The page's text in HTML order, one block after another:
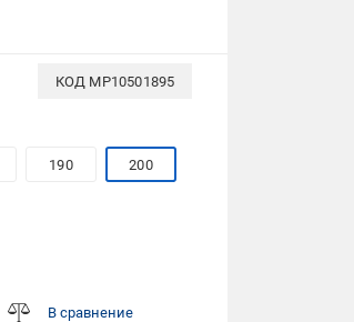
КОД MP10501895
190 200
В сравнение